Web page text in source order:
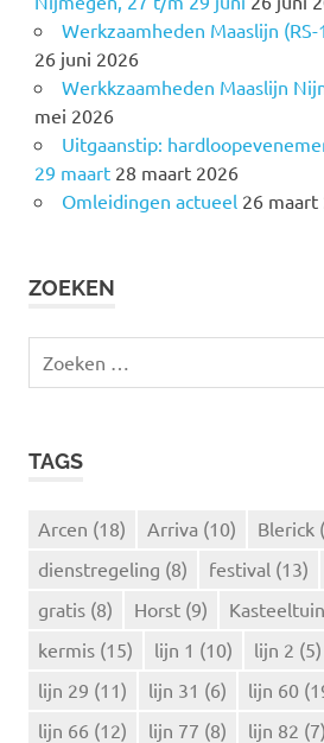
Werkzaamheden Maaslijn
26 juni 2026
Werkkzaamheden Maaslijn
mei 2026
Uitgaanstip:
29 maart 28 maart 2026
Omleidingen actueel 26 maart
ZOEKEN
e
TAGS
Arcen (18) Arriva (10) Blerick
dienstregeling (8) festival (13)
gratis (8) Horst (9)
kermis (15) lijn 1 (10) lijn 2 (5)
lijn 29 (11) lijn 31 (6) lijn 60
lijn 66 (12) lijn 77 (8) lijn 82 (7)